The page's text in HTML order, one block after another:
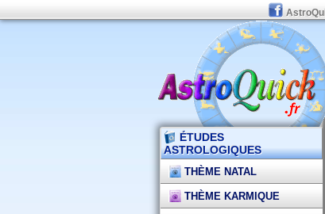
ÉTUDES
ASTROLOGIQUES
THÈME NATAL
THÈME KARMIQUE